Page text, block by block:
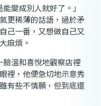
變成別人就好了。」
更稀薄的話語，過於矛
己一番，又想做自己又
麻煩。
溫和喜悅地觀察店裡
裡，他便急切地示意秀
有些不情願，但到底還